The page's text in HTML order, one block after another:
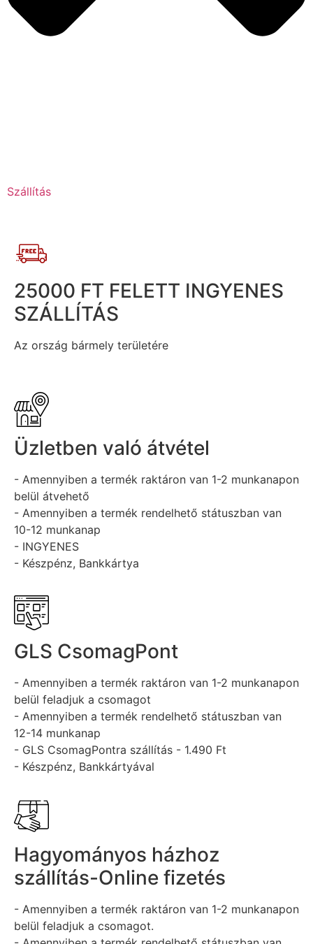
Szállítás
25000 FT FELETT INGYENES
SZÁLLÍTÁS
Az ország bármely területére
Üzletben való átvétel
- Amennyiben a termék raktáron van 1-2 munkanapon
belül átvehető
- Amennyiben a termék rendelhető státuszban van
10-12 munkanap
- INGYENES
- Készpénz, Bankkártya
GLS CsomagPont
- Amennyiben a termék raktáron van 1-2 munkanapon
belül feladjuk a csomagot
- Amennyiben a termék rendelhető státuszban van
12-14 munkanap
- GLS CsomagPontra szállítás - 1.490 Ft
- Készpénz, Bankkártyával
Hagyományos házhoz
szállítás-Online fizetés
- Amennyiben a termék raktáron van 1-2 munkanapon
belül feladjuk a csomagot.